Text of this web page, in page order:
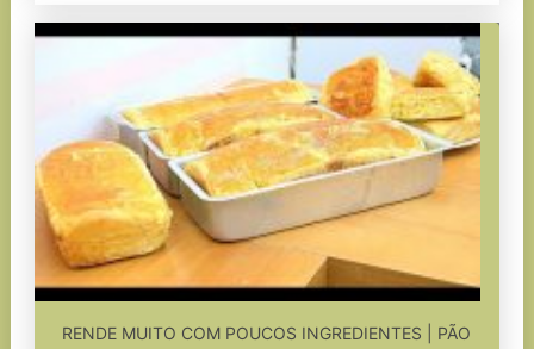
RENDE MUITO COM POUCOS INGREDIENTES | PÃO